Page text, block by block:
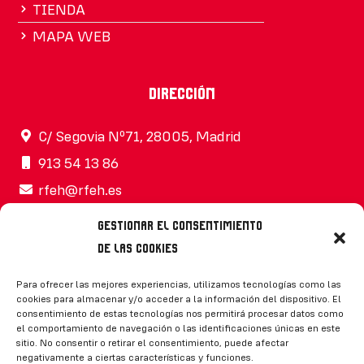
Gestionar el consentimiento
de las cookies
Para ofrecer las mejores experiencias, utilizamos tecnologías como las
cookies para almacenar y/o acceder a la información del dispositivo. El
consentimiento de estas tecnologías nos permitirá procesar datos como
el comportamiento de navegación o las identificaciones únicas en este
sitio. No consentir o retirar el consentimiento, puede afectar
negativamente a ciertas características y funciones.
TIENDA
MAPA WEB
Dirección
C/ Segovia Nº71, 28005, Madrid
913 54 13 86
rfeh@rfeh.es
Síguenos